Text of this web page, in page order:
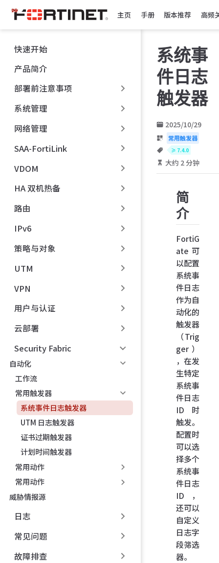
跳
至
主
內
容
主页 手册 版本推荐 高频
快速开始
产品简介
部署前注意事项
系统管理
网络管理
SAA-FortiLink
VDOM
HA 双机热备
路由
IPv6
策略与对象
UTM
VPN
用户与认证
云部署
Security Fabric
自动化
工作流
常用触发器
系统事件日志触发器
UTM 日志触发器
证书过期触发器
计划时间触发器
常用动作
常用动作
威胁情报源
日志
常见问题
故障排查
系统事
件日志
触发器
2025/10/29
常用触发器
≥ 7.4.0
大约 2 分钟
简
介
FortiG
ate 可
以配置
系统事
件日志
作为自
动化的
触发器
（Trig
ger）
，在发
生特定
系统事
件日志
ID 时
触发。
配置时
可以选
择多个
系统事
件日志
ID，
还可以
自定义
日志字
段筛选
器。